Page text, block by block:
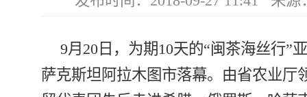
9月20日，为期10天的“闽茶海丝行”
萨克斯坦阿拉木图市落幕。由省农业厅